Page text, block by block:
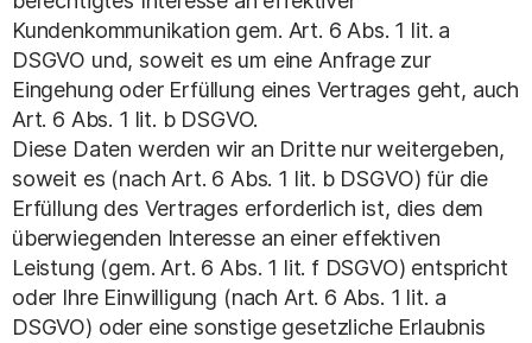
Kundenkommunikation gem. Art. 6 Abs. 1 lit. a
DSGVO und, soweit es um eine Anfrage zur
Eingehung oder Erfüllung eines Vertrages geht, auch
Art. 6 Abs. 1 lit. b DSGVO.
Diese Daten werden wir an Dritte nur weitergeben,
soweit es (nach Art. 6 Abs. 1 lit. b DSGVO) für die
Erfüllung des Vertrages erforderlich ist, dies dem
überwiegenden Interesse an einer effektiven
Leistung (gem. Art. 6 Abs. 1 lit. f DSGVO) entspricht
oder Ihre Einwilligung (nach Art. 6 Abs. 1 lit. a
DSGVO) oder eine sonstige gesetzliche Erlaubnis